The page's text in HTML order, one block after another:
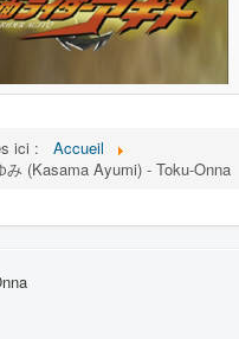
ici :
Accueil
み (Kasama Ayumi) - Toku-Onna